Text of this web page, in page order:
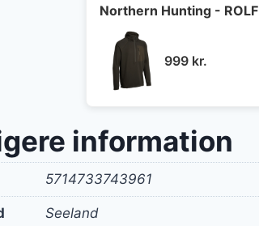
Northern Hunting - ROLF
999 kr.
information
5714733743961
Seeland